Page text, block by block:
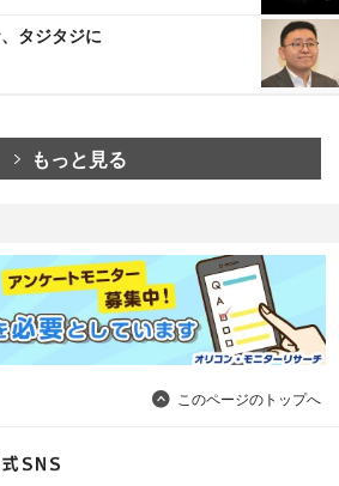
タジタジに
もっと見る
このページのトップへ